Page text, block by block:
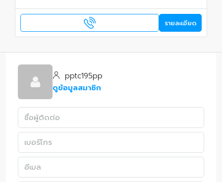
รายละเอียด
pptc195pp
ดูข้อมูลสมาชิก